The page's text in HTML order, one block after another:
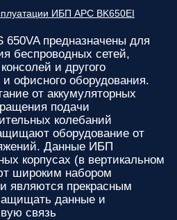
ИБП APC BK650EI
650VAпредназначены для
беспроводных сетей,
и другого
и офисного оборудования.
от аккумуляторных
подачи
колебаний
оборудование от
Данные ИБП
корпусах (в вертикальном
широким набором
являются прекрасным
данные и
связь